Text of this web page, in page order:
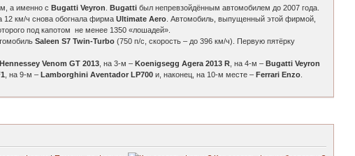
а именно сBugatti Veyron .Bugatti был непревзойдённым автомобилем до 2007 года.
12 км/ч снова обогнала фирмаUltimate Aero . Автомобиль, выпущенный этой фирмой,
под капотом не менее 1350 «лошадей».
Saleen S7 Twin-Turbo (750 п/с, скорость – до 396 км/ч). Первую пятёрку
Hennessey Venom GT 2013 , на 3-м –Koenigsegg Agera 2013 R , на 4-м –Bugatti Veyron
, на 9-м –Lamborghini Aventador LP700 и, наконец, на 10-м месте –Ferrari Enzo